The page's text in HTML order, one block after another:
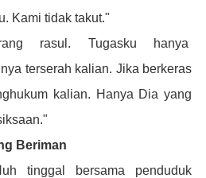
Kami tidak takut."
rasul. Tugasku hanya
terserah kalian. Jika berkeras
kalian. Hanya Dia yang
Beriman
tinggal bersama penduduk